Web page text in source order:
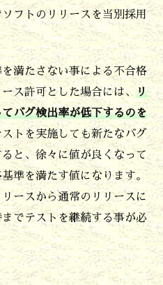
フトのリリースを当別採用
満たさない事による不合格
ス許可とした場合には、 リ
バグ検出率が低下するのを
トを実施しても新たなバグ
と、徐々に値が良くなって
準を満たす値になります。
ースから通常のリリースに
でテストを継続する事が必